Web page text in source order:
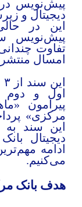
پیش‌نویس در
دیجیتال و
پیش‌نویس سند
تفاوت چندانی
امسال منتشر
این
اول و دوم به
پیرامون
مرکزی»
این سند به
دیجیتال بانک
ادامه
می‌کنیم.
هدف بانک